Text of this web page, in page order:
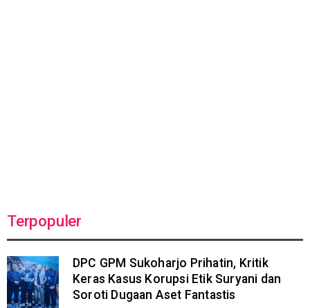
Terpopuler
DPC GPM Sukoharjo Prihatin, Kritik
Keras Kasus Korupsi Etik Suryani dan
Soroti Dugaan Aset Fantastis